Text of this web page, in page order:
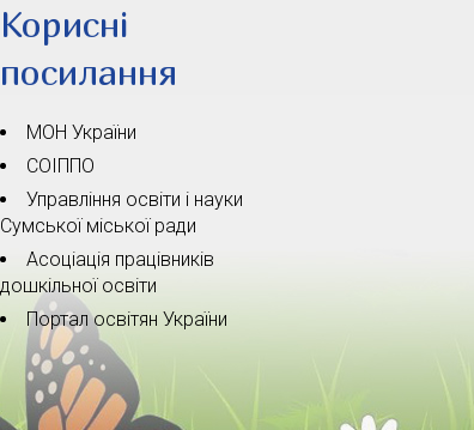
Корисні
посилання
МОН України
СОІППО
Управління освіти і науки
Сумської міської ради
Асоціація працівників
дошкільної освіти
Портал освітян України